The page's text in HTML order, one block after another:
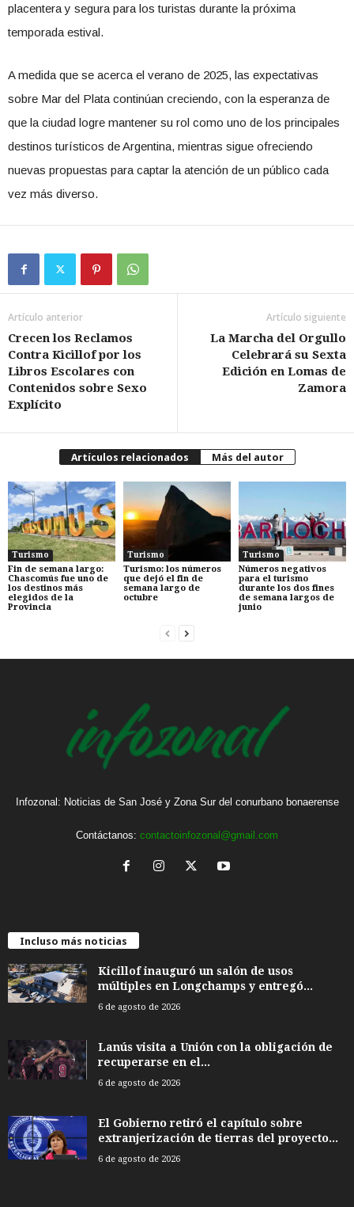
placentera y segura para los turistas durante la próxima
temporada estival.
A medida que se acerca el verano de 2025, las expectativas
sobre Mar del Plata continúan creciendo, con la esperanza de
que la ciudad logre mantener su rol como uno de los principales
destinos turísticos de Argentina, mientras sigue ofreciendo
nuevas propuestas para captar la atención de un público cada
vez más diverso.
Artículo anterior
Crecen los Reclamos
Contra Kicillof por los
Libros Escolares con
Contenidos sobre Sexo
Explícito
Artículo siguiente
La Marcha del Orgullo
Celebrará su Sexta
Edición en Lomas de
Zamora
Artículos relacionados Más del autor
Turismo
Fin de semana largo:
Chascomús fue uno de
los destinos más
elegidos de la
Provincia
Turismo
Turismo: los números
que dejó el fin de
semana largo de
octubre
Turismo
Números negativos
para el turismo
durante los dos fines
de semana largos de
junio
Infozonal: Noticias de San José y Zona Sur del conurbano bonaerense
Contáctanos: contactoinfozonal@gmail.com
Incluso más noticias
Kicillof inauguró un salón de usos
múltiples en Longchamps y entregó...
6 de agosto de 2026
Lanús visita a Unión con la obligación de
recuperarse en el...
6 de agosto de 2026
El Gobierno retiró el capítulo sobre
extranjerización de tierras del proyecto...
6 de agosto de 2026